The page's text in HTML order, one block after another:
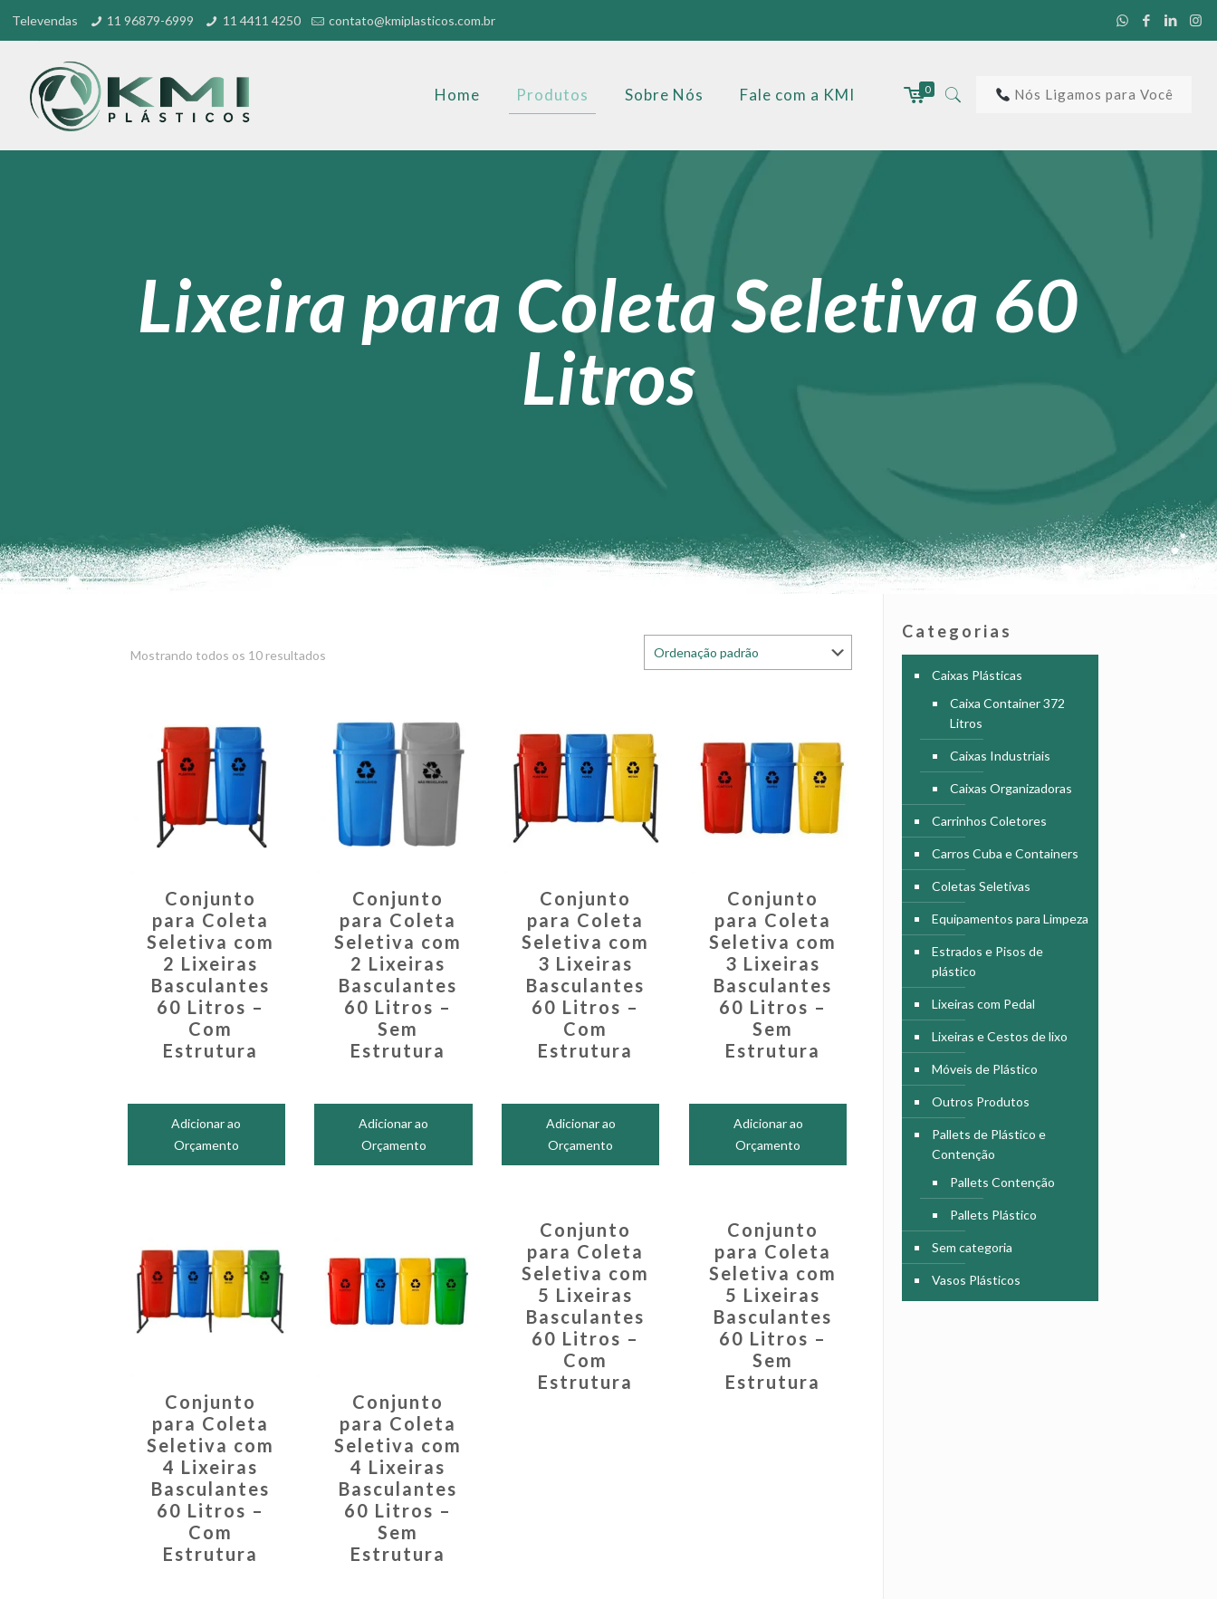
Televendas 11 96879-6999 11 4411 4250 contato@kmiplasticos.com.br
Home Produtos Sobre Nós Fale com a KMI 0 Nós Ligamos para Você
Lixeira para Coleta Seletiva 60
Litros
Mostrando todos os 10 resultados
Conjunto
para Coleta
Seletiva com
2 Lixeiras
Basculantes
60 Litros –
Com
Estrutura
Adicionar ao
Orçamento
Conjunto
para Coleta
Seletiva com
2 Lixeiras
Basculantes
60 Litros –
Sem
Estrutura
Adicionar ao
Orçamento
Conjunto
para Coleta
Seletiva com
3 Lixeiras
Basculantes
60 Litros –
Com
Estrutura
Adicionar ao
Orçamento
Conjunto
para Coleta
Seletiva com
3 Lixeiras
Basculantes
60 Litros –
Sem
Estrutura
Adicionar ao
Orçamento
Conjunto
para Coleta
Seletiva com
4 Lixeiras
Basculantes
60 Litros –
Com
Estrutura
Conjunto
para Coleta
Seletiva com
4 Lixeiras
Basculantes
60 Litros –
Sem
Estrutura
Conjunto
para Coleta
Seletiva com
5 Lixeiras
Basculantes
60 Litros –
Com
Estrutura
Conjunto
para Coleta
Seletiva com
5 Lixeiras
Basculantes
60 Litros –
Sem
Estrutura
Categorias
Caixas Plásticas
Caixa Container 372
Litros
Caixas Industriais
Caixas Organizadoras
Carrinhos Coletores
Carros Cuba e Containers
Coletas Seletivas
Equipamentos para Limpeza
Estrados e Pisos de
plástico
Lixeiras com Pedal
Lixeiras e Cestos de lixo
Móveis de Plástico
Outros Produtos
Pallets de Plástico e
Contenção
Pallets Contenção
Pallets Plástico
Sem categoria
Vasos Plásticos